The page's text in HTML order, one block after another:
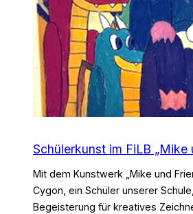
Schülerkunst im FiLB „Mike
Mit dem Kunstwerk „Mike und
Cygon, ein Schüler unserer
Begeisterung für kreatives